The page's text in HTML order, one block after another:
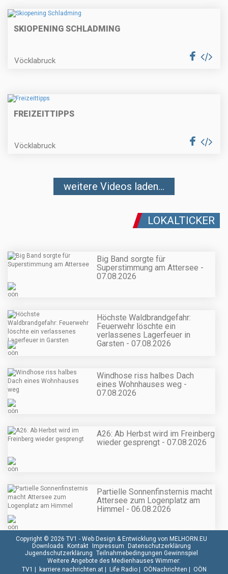
SKIOPENING SCHLADMING
Vöcklabruck
FREIZEITTIPPS
Vöcklabruck
weitere Videos laden...
LOKALTICKER
Big Band sorgte für
Superstimmung am Attersee -
07.08.2026
Höchste Waldbrandgefahr:
Feuerwehr löschte ein
verlassenes Lagerfeuer in
Garsten - 07.08.2026
Windhose riss halbes Dach
eines Wohnhauses weg -
07.08.2026
A26: Ab Herbst wird im Freinberg
wieder gesprengt - 07.08.2026
Partielle Sonnenfinsternis macht
Attersee zum Logenplatz am
Himmel - 06.08.2026
Copyright © 2026 TV1 - Web Design & Entwicklung von MELHORN.EU
Downloads
Kontakt Impressum
Datenschutzerklärung
Jugendschutzerklärung Teilnahmebedingungen Gewinnspiel
Weitere Angebote des Medienhauses Wimmer:
TV1
karriere.nachrichten.at| Life Radio| OÖNachrichten OÖN